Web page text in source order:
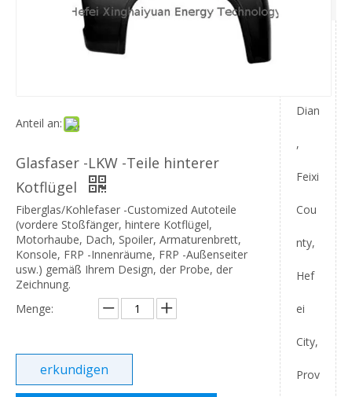
Anteil an:
Glasfaser -LKW -Teile hinterer
Kotflügel
Fiberglas/Kohlefaser -Customized Autoteile
(vordere Stoßfänger, hintere Kotflügel,
Motorhaube, Dach, Spoiler, Armaturenbrett,
Konsole, FRP -Innenräume, FRP -Außenseiter
usw.) gemäß Ihrem Design, der Probe, der
Zeichnung.
Menge:
erkundigen
Dian
,
Feixi
Cou
nty,
Hef
ei
City,
Prov